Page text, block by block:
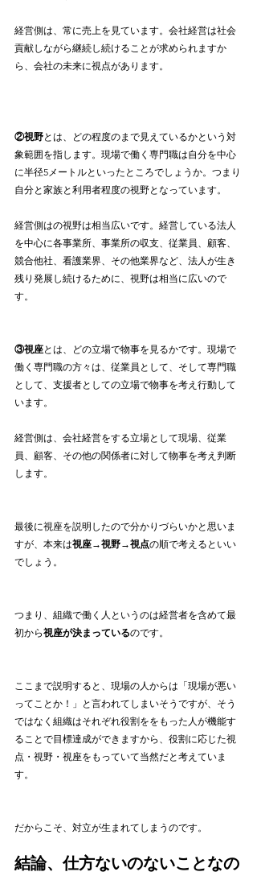
経営側は、常に売上を見ています。会社経営は社会
貢献しながら継続し続けることが求められますか
ら、会社の未来に視点があります。
②視野とは、どの程度のまで見えているかという対
象範囲を指します。現場で働く専門職は自分を中心
に半径5メートルといったところでしょうか。つまり
自分と家族と利用者程度の視野となっています。
経営側はの視野は相当広いです。経営している法人
を中心に各事業所、事業所の収支、従業員、顧客、
競合他社、看護業界、その他業界など、法人が生き
残り発展し続けるために、視野は相当に広いので
す。
③視座とは、どの立場で物事を見るかです。現場で
働く専門職の方々は、従業員として、そして専門職
として、支援者としての立場で物事を考え行動して
います。
経営側は、会社経営をする立場として現場、従業
員、顧客、その他の関係者に対して物事を考え判断
します。
最後に視座を説明したので分かりづらいかと思いま
すが、本来は視座→視野→視点の順で考えるといい
でしょう。
つまり、組織で働く人というのは経営者を含めて最
初から視座が決まっているのです。
ここまで説明すると、現場の人からは「現場が悪い
ってことか！」と言われてしまいそうですが、そう
ではなく組織はそれぞれ役割ををもった人が機能す
ることで目標達成ができますから、役割に応じた視
点・視野・視座をもっていて当然だと考えていま
す。
だからこそ、対立が生まれてしまうのです。
結論、仕方ないのないことなの